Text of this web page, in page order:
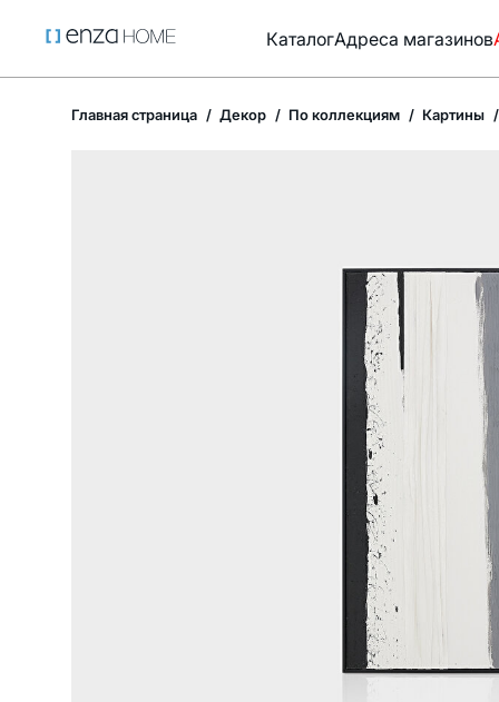
КаталогАдреса магазинов
Главная страница Декор По коллекциям Картины